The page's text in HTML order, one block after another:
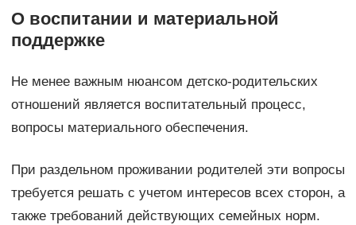
О воспитании и материальной
поддержке
Не менее важным нюансом детско-родительских
отношений является воспитательный процесс,
вопросы материального обеспечения.
При раздельном проживании родителей эти вопросы
требуется решать с учетом интересов всех сторон, а
также требований действующих семейных норм.